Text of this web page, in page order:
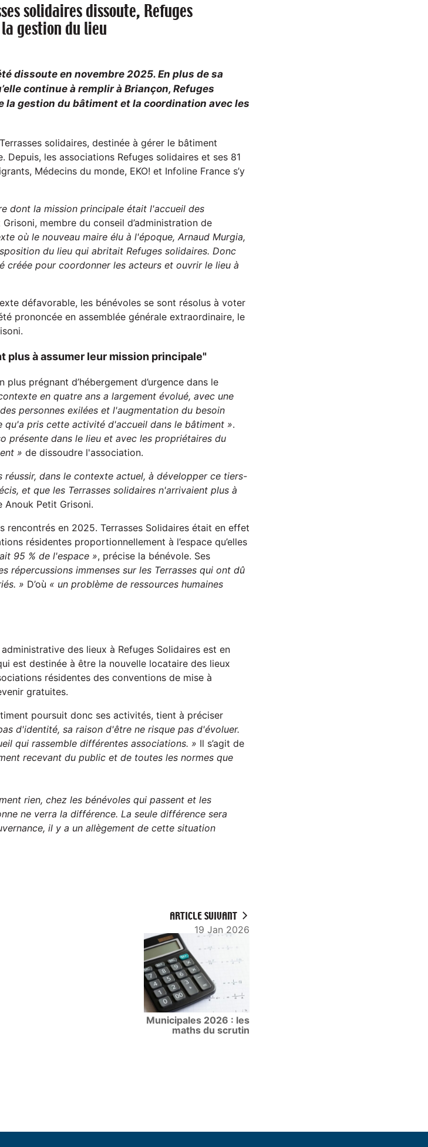
solidaires dissoute, Refuges
gestion du lieu
dissoute en novembre 2025. En plus de sa
continue à remplir à Briançon, Refuges
la gestion du bâtiment et la coordination avec les
solidaires, destinée à gérer le bâtiment
Depuis, les associations Refuges solidaires et ses 81
Médecins du monde, EKO! et Infoline France s’y
dont la mission principale était l'accueil des
membre du conseil d’administration de
où le nouveau maire élu à l'époque, Arnaud Murgia,
du lieu qui abritait Refuges solidaires. Donc
créée pour coordonner les acteurs et ouvrir le lieu à
défavorable, les bénévoles se sont résolus à voter
prononcée en assemblée générale extraordinaire, le
plus à assumer leur mission principale"
prégnant d’hébergement d’urgence dans le
en quatre ans a largement évolué, avec une
personnes exilées et l'augmentation du besoin
qu'a pris cette activité d'accueil dans le bâtiment ».
présente dans le lieu et avec les propriétaires du
» de dissoudre l'association.
réussir, dans le contexte actuel, à développer ce tiers-
et que les Terrasses solidaires n'arrivaient plus à
Anouk Petit Grisoni.
rencontrés en 2025. Terrasses Solidaires était en effet
résidentes proportionnellement à l’espace qu’elles
95 % de l'espace », précise la bénévole. Ses
répercussions immenses sur les Terrasses qui ont dû
» D’où « un problème de ressources humaines
des lieux à Refuges Solidaires est en
est destinée à être la nouvelle locataire des lieux
résidentes des conventions de mise à
gratuites.
poursuit donc ses activités, tient à préciser
d'identité, sa raison d'être ne risque pas d'évoluer.
qui rassemble différentes associations. » Il s’agit de
recevant du public et de toutes les normes que
rien, chez les bénévoles qui passent et les
ne verra la différence. La seule différence sera
il y a un allègement de cette situation
ARTICLE SUIVANT
19 Jan 2026
Municipales 2026 : les
maths du scrutin